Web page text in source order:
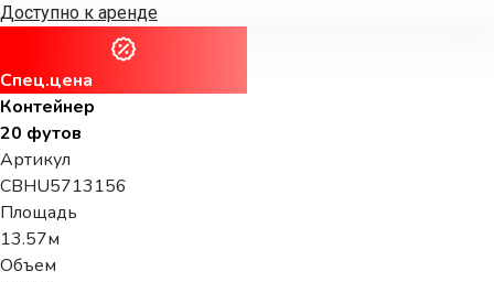
Доступно к аренде
Спец.цена
Контейнер
20 футов
Артикул
CBHU5713156
Площадь
13.57м
Объем